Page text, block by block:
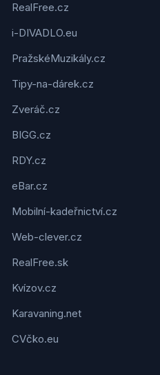
RealFree.cz
i-DIVADLO.eu
PražskéMuzikály.cz
Tipy-na-dárek.cz
Zveráč.cz
BIGG.cz
RDY.cz
eBar.cz
Mobilní-kadeřnictví.cz
Web-clever.cz
RealFree.sk
Kvízov.cz
Karavaning.net
CVčko.eu